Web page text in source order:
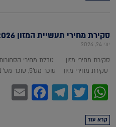
סקירת מחירי תעשיית המזון 24.6.2026
יוני 24, 2026
סקירת מחירי מזון טבלת מחירי
סקירת מחירי מזון סוכר מס'5, סוכר מס' 11, קקאו,
WhatsApp
Twitter
קרא עוד